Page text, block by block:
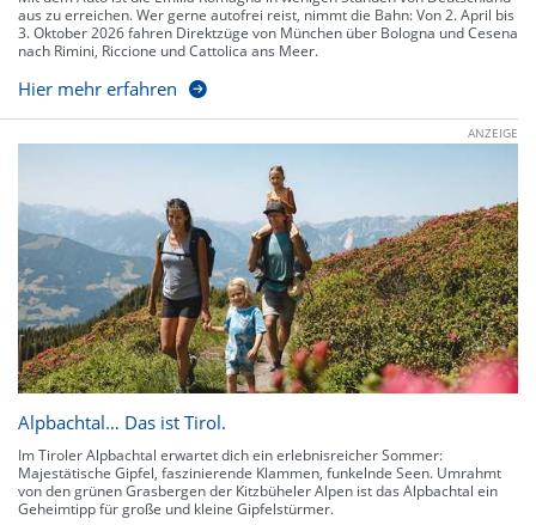
aus zu erreichen. Wer gerne autofrei reist, nimmt die Bahn: Von 2. April bis
3. Oktober 2026 fahren Direktzüge von München über Bologna und Cesena
nach Rimini, Riccione und Cattolica ans Meer.
Hier mehr erfahren
ANZEIGE
Alpbachtal… Das ist Tirol.
Im Tiroler Alpbachtal erwartet dich ein erlebnisreicher Sommer:
Majestätische Gipfel, faszinierende Klammen, funkelnde Seen. Umrahmt
von den grünen Grasbergen der Kitzbüheler Alpen ist das Alpbachtal ein
Geheimtipp für große und kleine Gipfelstürmer.